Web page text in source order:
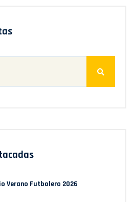
Verano Futbolero 2026